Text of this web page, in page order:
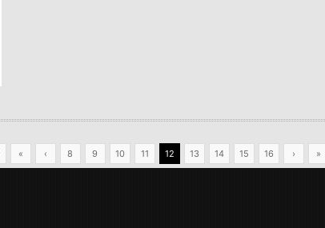
« ‹ 8 9 10 11 12 13 14 15 16 › »